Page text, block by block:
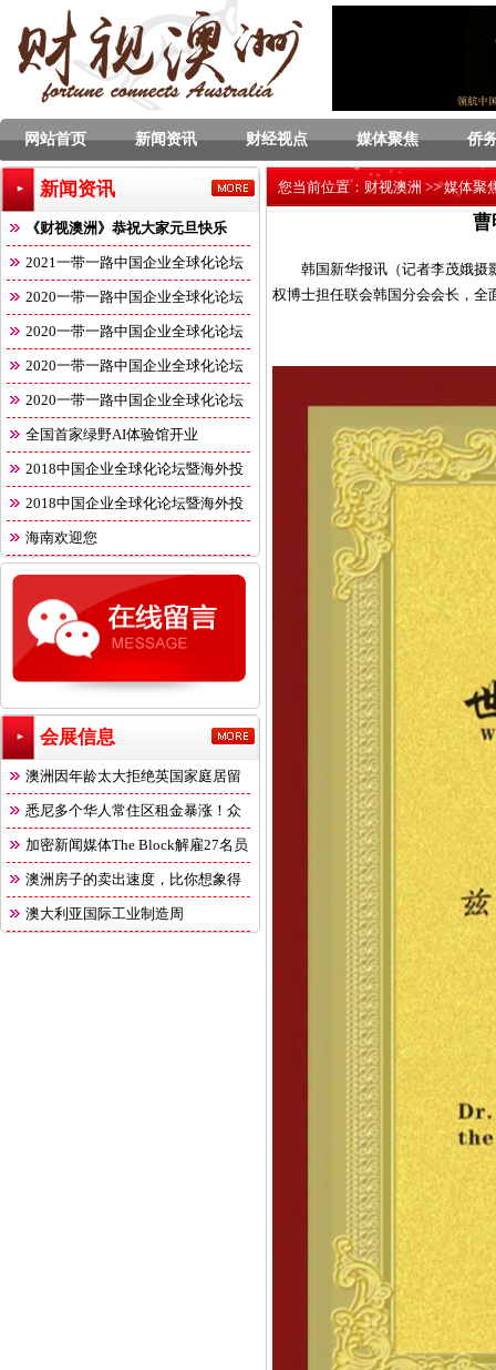
网站首页 新闻资讯 财经视点 媒体聚焦 侨
新闻资讯
《财视澳洲》恭祝大家元旦快乐
2021一带一路中国企业全球化论坛
2020一带一路中国企业全球化论坛
2020一带一路中国企业全球化论坛
2020一带一路中国企业全球化论坛
2020一带一路中国企业全球化论坛
全国首家绿野AI体验馆开业
2018中国企业全球化论坛暨海外投
2018中国企业全球化论坛暨海外投
海南欢迎您
会展信息
澳洲因年龄太大拒绝英国家庭居留
悉尼多个华人常住区租金暴涨！众
多 加密新闻媒体The Block解雇27名员
澳洲房子的卖出速度，比你想象得
快 澳大利亚国际工业制造周
您当前位置： 财视澳洲 >>媒体聚
曹
韩国新华报讯（记者李茂娥摄
权博士担任联会韩国分会会长，全